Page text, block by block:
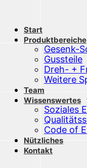
Start
Produktbereiche
Gesenk-
Gussteile
Dreh- +
Weitere
Team
Wissenswertes
Soziales
Code of
Nützliches
Kontakt